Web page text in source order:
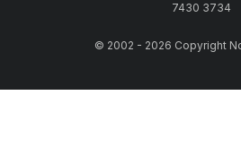
7430 3734
© 2002 - 2026 Copyright